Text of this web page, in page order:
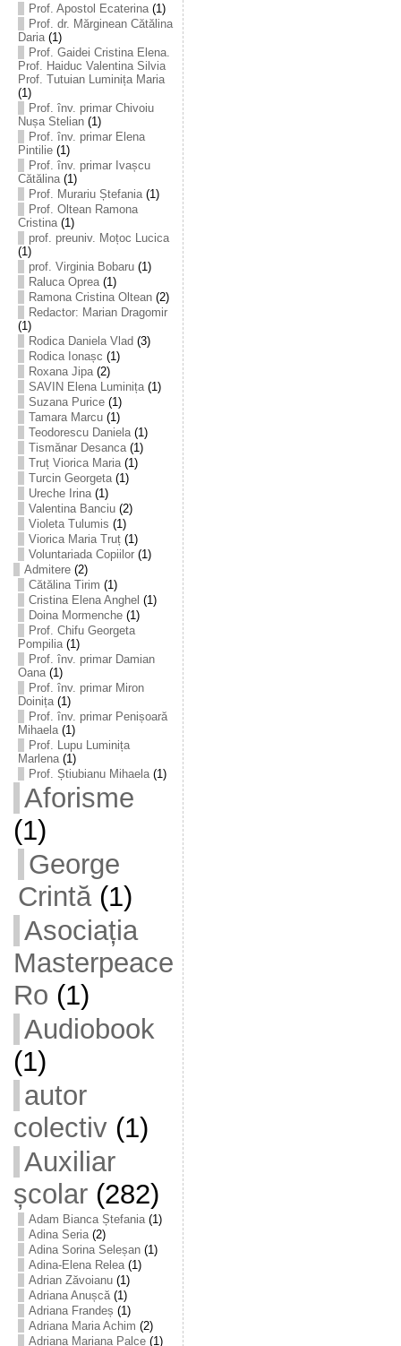
Prof. Apostol Ecaterina(1)
Prof. dr. Mărginean Cătălina
Daria(1)
Prof. Gaidei Cristina Elena.
Prof. Haiduc Valentina Silvia
Prof. Tutuian Luminița Maria
(1)
Prof. înv. primar Chivoiu
Nușa Stelian(1)
Prof. înv. primar Elena
Pintilie(1)
Prof. înv. primar Ivașcu
Cătălina(1)
Prof. Murariu Ștefania(1)
Prof. Oltean Ramona
Cristina(1)
prof. preuniv. Moțoc Lucica
(1)
prof. Virginia Bobaru(1)
Raluca Oprea(1)
Ramona Cristina Oltean(2)
Redactor: Marian Dragomir
(1)
Rodica Daniela Vlad (3)
Rodica Ionașc (1)
Roxana Jipa(2)
SAVIN Elena Luminița(1)
Suzana Purice(1)
Tamara Marcu(1)
Teodorescu Daniela(1)
Tismănar Desanca(1)
Truț Viorica Maria(1)
Turcin Georgeta(1)
Ureche Irina(1)
Valentina Banciu(2)
Violeta Tulumis (1)
Viorica Maria Truț(1)
Voluntariada Copiilor(1)
Admitere(2)
Cătălina Tirim (1)
Cristina Elena Anghel (1)
Doina Mormenche(1)
Prof. Chifu Georgeta
Pompilia(1)
Prof. înv. primar Damian
Oana(1)
Prof. înv. primar Miron
Doinița(1)
Prof. înv. primar Penișoară
Mihaela(1)
Prof. Lupu Luminița
Marlena(1)
Prof. Știubianu Mihaela(1)
Aforisme
(1)
George
Crintă(1)
Asociația
Masterpeace
Ro (1)
Audiobook
(1)
autor
colectiv(1)
Auxiliar
școlar(282)
Adam Bianca Ștefania(1)
Adina Seria(2)
Adina Sorina Seleșan(1)
Adina-Elena Relea(1)
Adrian Zăvoianu(1)
Adriana Anușcă(1)
Adriana Frandeș (1)
Adriana Maria Achim (2)
Adriana Mariana Palce(1)